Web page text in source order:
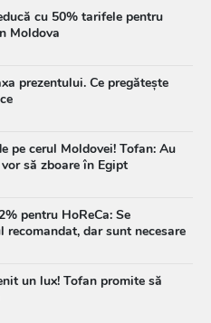
cu 50% tarifele pentru
Moldova
prezentului. Ce pregătește
pe cerul Moldovei! Tofan: Au
să zboare în Egipt
pentru HoReCa: Se
dar sunt necesare
un lux! Tofan promite să